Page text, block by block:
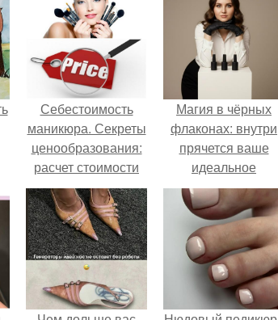
Себестоимость
маникюра. Секреты
ценообразования:
расчет стоимости
услуг (Beautyday.
Магия в чёрных
флаконах: внутри
прячется ваше
идеальное
настроение.